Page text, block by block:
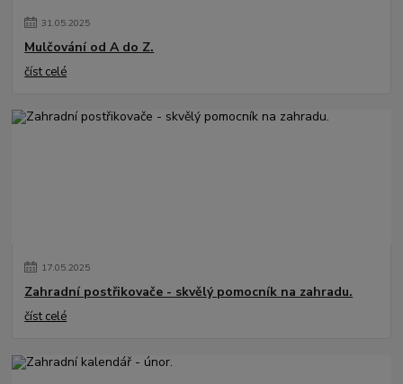
31.05.2025
Mulčování od A do Z.
číst celé
17.05.2025
Zahradní postřikovače - skvělý pomocník na zahradu.
číst celé